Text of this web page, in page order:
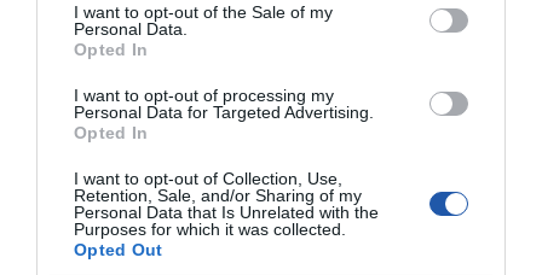
I want to opt-out of the Sale of my
Personal Data.
Opted In
I want to opt-out of processing my
Personal Data for Targeted Advertising.
Opted In
I want to opt-out of Collection, Use,
Retention, Sale, and/or Sharing of my
Personal Data that Is Unrelated with the
Purposes for which it was collected.
Opted Out
Wskaźniki
statusu:
Zasilanie, system, link/activity
Interfejsy:
8 x 100/1000/2.5G/5G/10GBase-T RJ-45
Zasilacz: Adapter mocy wewnętrznej
Wymagane
napięcie:
AC 120/230 V (50/60 Hz)